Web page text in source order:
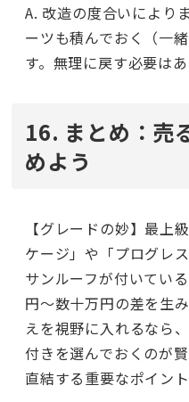
A. 改造の度合いにより
ーツも積んでおく（一
す。無理に戻す必要はあ
16. まとめ：売
めよう
【グレードの妙】最上
ケージ」や「プログレ
サンルーフが付いてい
円〜数十万円の差を生
えを視野に入れるなら
付きを選んでおくのが
直結する重要なポイント